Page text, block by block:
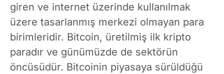
giren ve internet üzerinde kullanılmak
üzere tasarlanmış merkezi olmayan para
birimleridir. Bitcoin, üretilmiş ilk kripto
paradır ve günümüzde de sektörün
öncüsüdür. Bitcoinin piyasaya sürüldüğü